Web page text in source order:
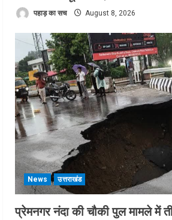
पहाड़ का सच August 8, 2026
News उत्तराखंड
प्रेमनगर नंदा की चौकी पुल मामले में